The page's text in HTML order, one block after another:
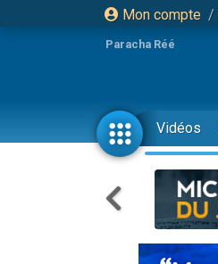
Mon compte /
Paracha Réé
Vidéos